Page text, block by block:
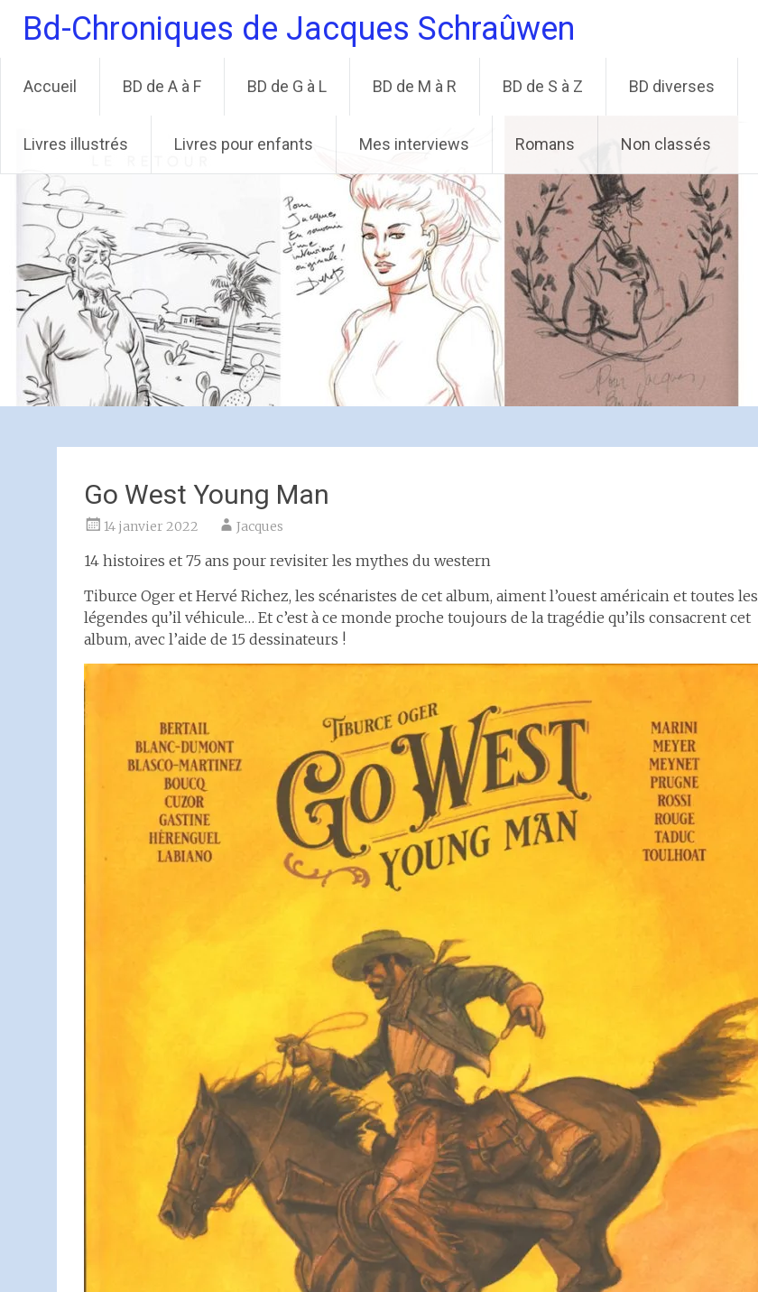
contenu
Bd-Chroniques de Jacques Schraûwen
Accueil BD de A à F BD de G à L BD de M à R BD de S à Z BD diverses
Livres illustrés Livres pour enfants Mes interviews Romans Non classés
Go West Young Man
14 janvier 2022 Jacques
14 histoires et 75 ans pour revisiter les mythes du western
Tiburce Oger et Hervé Richez, les scénaristes de cet album, aiment l’ouest américain et toutes les
légendes qu’il véhicule… Et c’est à ce monde proche toujours de la tragédie qu’ils consacrent cet
album, avec l’aide de 15 dessinateurs !